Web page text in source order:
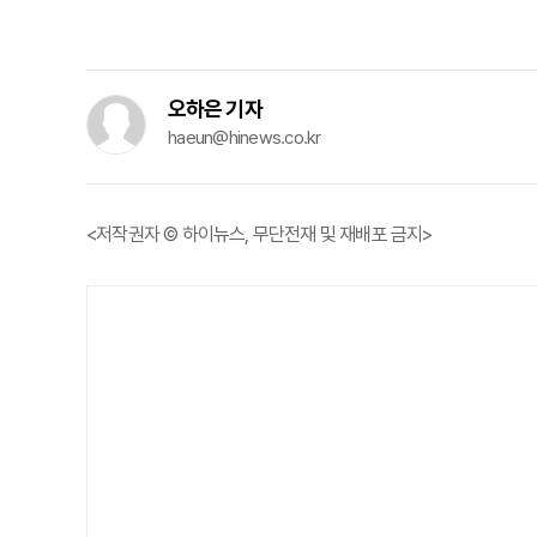
오하은 기자
haeun@hinews.co.kr
<저작권자 © 하이뉴스, 무단전재 및 재배포 금지>